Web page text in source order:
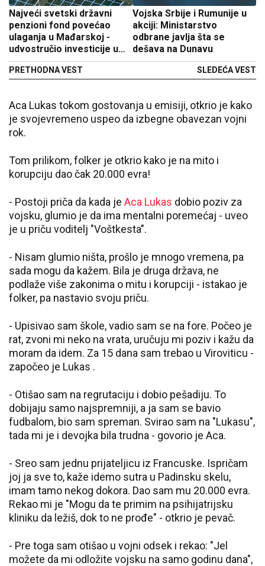
Najveći svetski državni
penzioni fond povećao
ulaganja u Mađarskoj -
udvostručio investicije u
MOL-u
PRETHODNA VEST
Vojska Srbije i Rumunije u
akciji: Ministarstvo
odbrane javlja šta se
dešava na Dunavu
SLEDEĆA VEST
Aca Lukas tokom gostovanja u emisiji, otkrio je kako
je svojevremeno uspeo da izbegne obavezan vojni
rok.
Tom prilikom, folker je otkrio kako je na mito i
korupciju dao čak 20.000 evra!
- Postoji priča da kada je Aca Lukas dobio poziv za
vojsku, glumio je da ima mentalni poremećaj - uveo
je u priču voditelj "Voštkesta".
- Nisam glumio ništa, prošlo je mnogo vremena, pa
sada mogu da kažem. Bila je druga država, ne
podlaže više zakonima o mitu i korupciji - istakao je
folker, pa nastavio svoju priču.
- Upisivao sam škole, vadio sam se na fore. Počeo je
rat, zvoni mi neko na vrata, uručuju mi poziv i kažu da
moram da idem. Za 15 dana sam trebao u Viroviticu -
započeo je Lukas .
- Otišao sam na regrutaciju i dobio pešadiju. To
dobijaju samo najspremniji, a ja sam se bavio
fudbalom, bio sam spreman. Svirao sam na "Lukasu",
tada mi je i devojka bila trudna - govorio je Aca.
- Sreo sam jednu prijateljicu iz Francuske. Ispričam
joj ja sve to, kaže idemo sutra u Padinsku skelu,
imam tamo nekog dokora. Dao sam mu 20.000 evra.
Rekao mi je "Mogu da te primim na psihijatrijsku
kliniku da ležiš, dok to ne prođe" - otkrio je pevač.
- Pre toga sam otišao u vojni odsek i rekao: "Jel
možete da mi odložite vojsku na samo godinu dana",